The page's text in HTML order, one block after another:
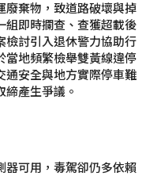
廢棄物，致道路破壞與掉
組即時攔查、查獲超載後
檢討引入退休警力協助行
當地頻繁檢舉雙黃線違停
通安全與地方實際停車難
產生爭議。
器可用，毒駕卻仍多依賴